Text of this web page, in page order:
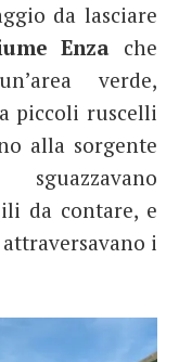
da lasciare
Enza che
verde,
piccoli ruscelli
alla sorgente
da contare, e
i